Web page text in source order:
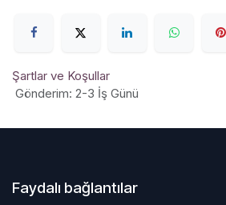
Şartlar ve Koşullar
Gönderim: 2-3 İş Günü
Faydalı bağlantılar